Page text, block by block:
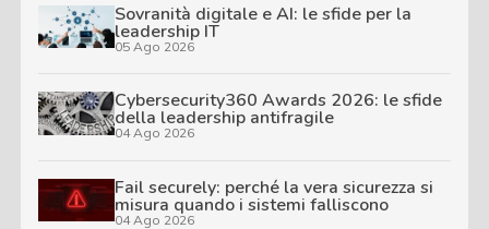
Sovranità digitale e AI: le sfide per la
leadership IT
05 Ago 2026
Cybersecurity360 Awards 2026: le sfide
della leadership antifragile
04 Ago 2026
Fail securely: perché la vera sicurezza si
misura quando i sistemi falliscono
04 Ago 2026